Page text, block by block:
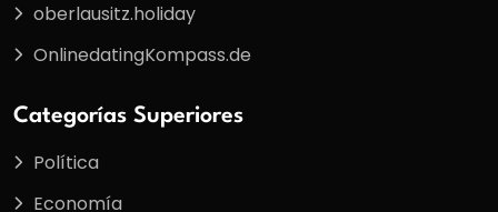
oberlausitz.holiday
OnlinedatingKompass.de
Categorías Superiores
Política
Economía